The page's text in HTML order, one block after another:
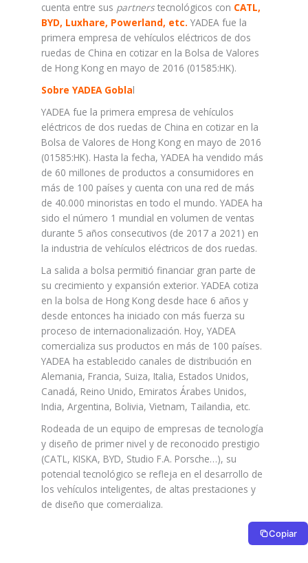
cuenta entre sus partnerstecnológicos con CATL,
BYD, Luxhare, Powerland, etc. YADEA fue la
primera empresa de vehículos eléctricos de dos
ruedas de China en cotizar en la Bolsa de Valores
de Hong Kong en mayo de 2016 (01585:HK).
Sobre YADEA Goblal
YADEA fue la primera empresa de vehículos
eléctricos de dos ruedas de China en cotizar en la
Bolsa de Valores de Hong Kong en mayo de 2016
(01585:HK). Hasta la fecha, YADEA ha vendido más
de 60 millones de productos a consumidores en
más de 100 países y cuenta con una red de más
de 40.000 minoristas en todo el mundo. YADEA ha
sido el número 1 mundial en volumen de ventas
durante 5 años consecutivos (de 2017 a 2021) en
la industria de vehículos eléctricos de dos ruedas.
La salida a bolsa permitió financiar gran parte de
su crecimiento y expansión exterior. YADEA cotiza
en la bolsa de Hong Kong desde hace 6 años y
desde entonces ha iniciado con más fuerza su
proceso de internacionalización. Hoy, YADEA
comercializa sus productos en más de 100 países.
YADEA ha establecido canales de distribución en
Alemania, Francia, Suiza, Italia, Estados Unidos,
Canadá, Reino Unido, Emiratos Árabes Unidos,
India, Argentina, Bolivia, Vietnam, Tailandia, etc.
Rodeada de un equipo de empresas de tecnología
y diseño de primer nivel y de reconocido prestigio
(CATL, KISKA, BYD, Studio F.A. Porsche…), su
potencial tecnológico se refleja en el desarrollo de
los vehículos inteligentes, de altas prestaciones y
de diseño que comercializa.
Copiar